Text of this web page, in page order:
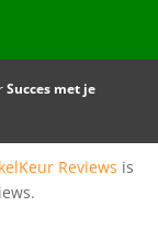
Succes met je
Reviews is